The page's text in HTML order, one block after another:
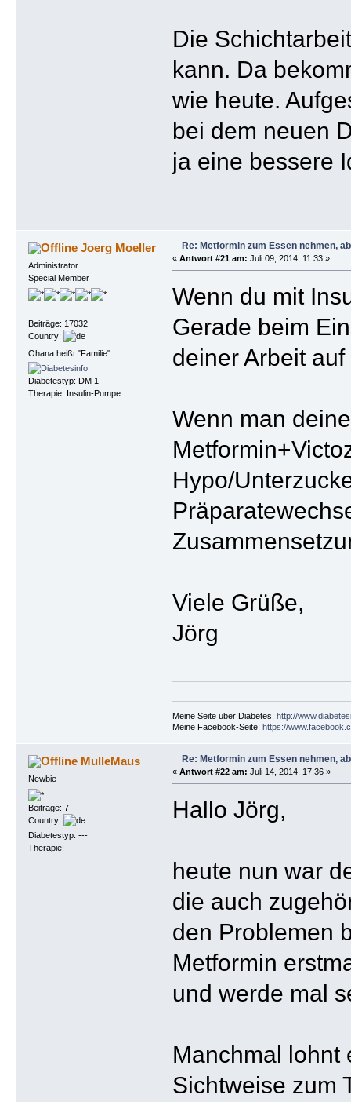
Die
kann. Da
wie heute.
bei dem neuen
ja eine bessere
Joerg Moeller
Administrator
Special Member
Beiträge: 17032
Country:
Ohana heißt "Familie"...
Diabetestyp: DM 1
Therapie: Insulin-Pumpe
Re: Metformin zum Essen nehmen,
« Antwort #21 am: Juli 09, 2014, 11:33 »
Wenn du mit
Gerade beim
deiner Arbeit
Wenn man
Hypo/
Viele Grüße,
Jörg
Meine Seite über Diabetes: http://
Meine Facebook-Seite: https://
MulleMaus
Newbie
Beiträge: 7
Country:
Diabetestyp: ---
Therapie: ---
Re: Metformin zum Essen nehmen,
« Antwort #22 am: Juli 14, 2014, 17:36 »
Hallo Jörg,
heute nun war
die auch
den Problemen
Metformin
und werde mal
Manchmal lohnt
Sichtweise zum